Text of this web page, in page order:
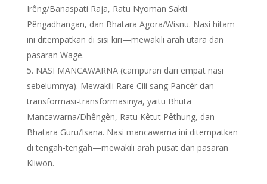
Irêng/Banaspati Raja, Ratu Nyoman Sakti
Pêngadhangan, dan Bhatara Agora/Wisnu. Nasi hitam
ini ditempatkan di sisi kiri—mewakili arah utara dan
pasaran Wage.
NASI MANCAWARNA (campuran dari empat nasi
sebelumnya). Mewakili Rare Cili sang Pancêr dan
transformasi-transformasinya, yaitu Bhuta
Mancawarna/Dhêngên, Ratu Kêtut Pêthung, dan
Bhatara Guru/Isana. Nasi mancawarna ini ditempatkan
di tengah-tengah—mewakili arah pusat dan pasaran
Kliwon.